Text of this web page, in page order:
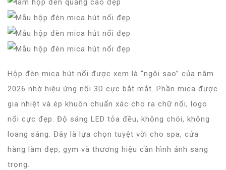
Hộp đèn mica hút nổi được xem là “ngôi sao” của năm
2026 nhờ hiệu ứng nổi 3D cực bắt mắt. Phần mica được
gia nhiệt và ép khuôn chuẩn xác cho ra chữ nổi, logo
nổi cực đẹp. Độ sáng LED tỏa đều, không chói, không
loang sáng. Đây là lựa chọn tuyệt vời cho spa, cửa
hàng làm đẹp, gym và thương hiệu cần hình ảnh sang
trọng.